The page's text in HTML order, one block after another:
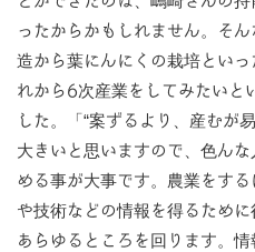
ったからかもしれません。そ
造から葉にんにくの栽培といっ
れから6次産業をしてみたいと
した。「“案ずるより、産むが
大きいと思いますので、色ん
める事が大事です。農業をす
や技術などの情報を得るため
あらゆるところを回ります。